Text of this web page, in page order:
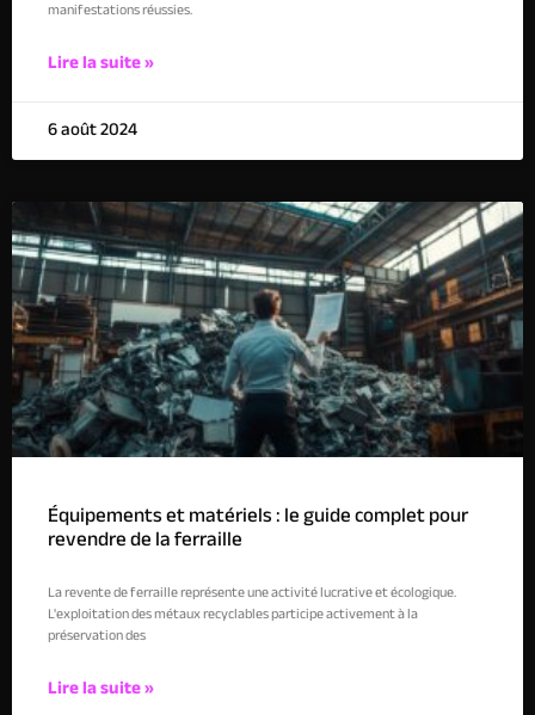
manifestations réussies.
Lire la suite »
6 août 2024
Équipements et matériels : le guide complet pour
revendre de la ferraille
La revente de ferraille représente une activité lucrative et écologique.
L'exploitation des métaux recyclables participe activement à la
préservation des
Lire la suite »